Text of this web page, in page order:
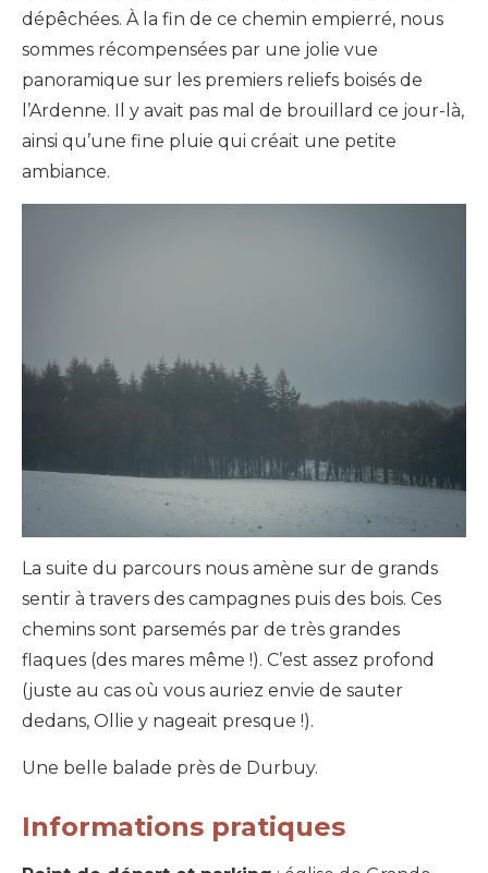
dépêchées. À la fin de ce chemin empierré, nous
sommes récompensées par une jolie vue
panoramique sur les premiers reliefs boisés de
l’Ardenne. Il y avait pas mal de brouillard ce jour-là,
ainsi qu’une fine pluie qui créait une petite
ambiance.
La suite du parcours nous amène sur de grands
sentir à travers des campagnes puis des bois. Ces
chemins sont parsemés par de très grandes
flaques (des mares même !). C’est assez profond
(juste au cas où vous auriez envie de sauter
dedans, Ollie y nageait presque !).
Une belle balade près de Durbuy.
Informations pratiques